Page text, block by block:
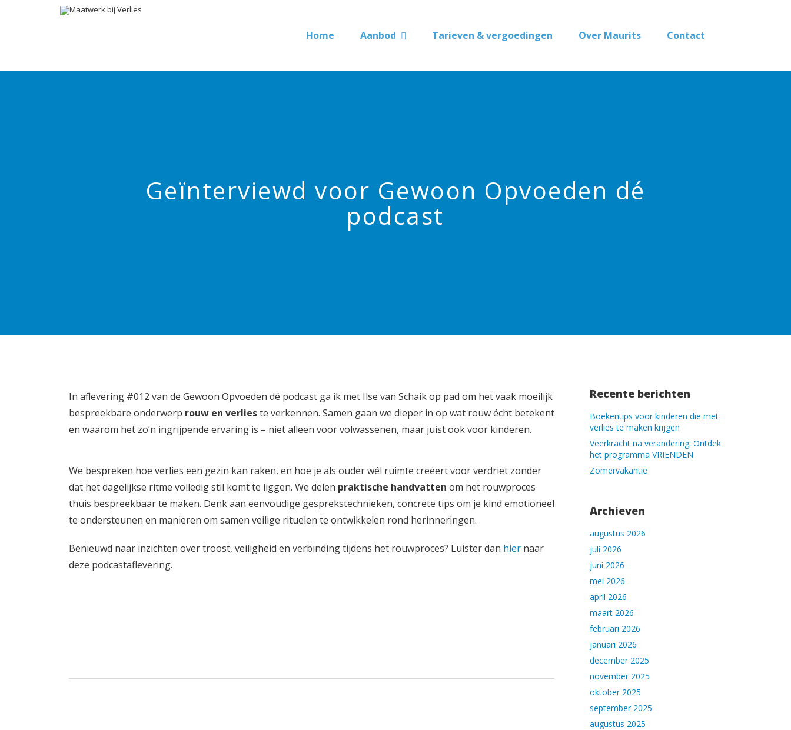
Home Aanbod Tarieven & vergoedingen Over Maurits Contact
Geïnterviewd voor Gewoon Opvoeden dé
podcast
In aflevering #012 van de Gewoon Opvoeden dé podcast ga ik met Ilse van Schaik op pad om het vaak moeilijk
bespreekbare onderwerp rouw en verlieste verkennen. Samen gaan we dieper in op wat rouw écht betekent
en waarom het zo’n ingrijpende ervaring is – niet alleen voor volwassenen, maar juist ook voor kinderen.
We bespreken hoe verlies een gezin kan raken, en hoe je als ouder wél ruimte creëert voor verdriet zonder
dat het dagelijkse ritme volledig stil komt te liggen. We delen praktische handvatten om het rouwproces
thuis bespreekbaar te maken. Denk aan eenvoudige gesprekstechnieken, concrete tips om je kind emotioneel
te ondersteunen en manieren om samen veilige rituelen te ontwikkelen rond herinneringen.
Benieuwd naar inzichten over troost, veiligheid en verbinding tijdens het rouwproces? Luister dan hier naar
deze podcastaflevering.
Recente berichten
Boekentips voor kinderen die met
verlies te maken krijgen
Veerkracht na verandering: Ontdek
het programma VRIENDEN
Zomervakantie
Archieven
augustus 2026
juli 2026
juni 2026
mei 2026
april 2026
maart 2026
februari 2026
januari 2026
december 2025
november 2025
oktober 2025
september 2025
augustus 2025